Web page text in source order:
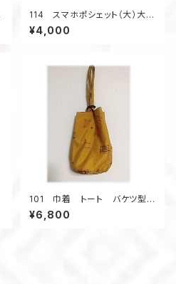
114 スマホポシェット（大）大島
紬 サコッシュ ポケット スマ
ートフォン
¥4,000
101 巾着 トート バケツ型
大島紬リメイク 椿模様 ゴー
ルドカラー ウッドリング ポケ
¥6,800